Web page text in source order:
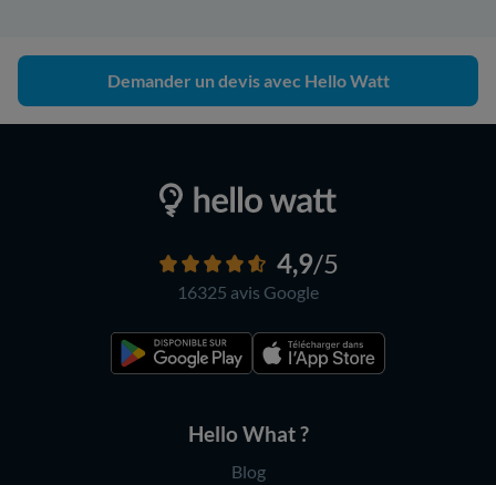
Demander un devis avec Hello Watt
4,9/5
16325 avis Google
Hello What ?
Blog